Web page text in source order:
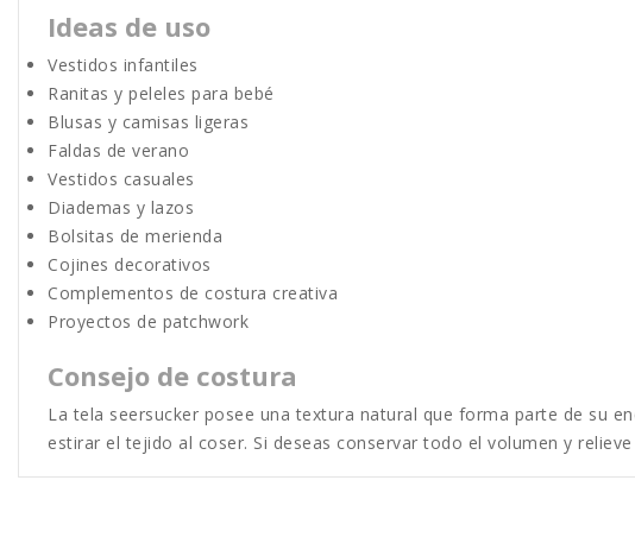
Ideas de uso
Vestidos infantiles
Ranitas y peleles para bebé
Blusas y camisas ligeras
Faldas de verano
Vestidos casuales
Diademas y lazos
Bolsitas de merienda
Cojines decorativos
Complementos de costura creativa
Proyectos de patchwork
Consejo de costura
La tela seersucker posee una textura natural que forma parte de su
estirar el tejido al coser. Si deseas conservar todo el volumen y